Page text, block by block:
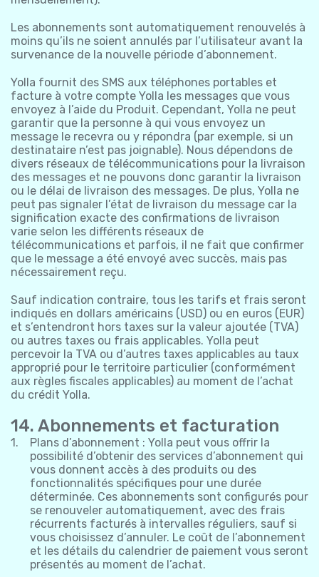
Les abonnements sont automatiquement renouvelés à
moins qu’ils ne soient annulés par l’utilisateur avant la
survenance de la nouvelle période d’abonnement.
Yolla fournit des SMS aux téléphones portables et
facture à votre compte Yolla les messages que vous
envoyez à l’aide du Produit. Cependant, Yolla ne peut
garantir que la personne à qui vous envoyez un
message le recevra ou y répondra (par exemple, si un
destinataire n’est pas joignable). Nous dépendons de
divers réseaux de télécommunications pour la livraison
des messages et ne pouvons donc garantir la livraison
ou le délai de livraison des messages. De plus, Yolla ne
peut pas signaler l’état de livraison du message car la
signification exacte des confirmations de livraison
varie selon les différents réseaux de
télécommunications et parfois, il ne fait que confirmer
que le message a été envoyé avec succès, mais pas
nécessairement reçu.
Sauf indication contraire, tous les tarifs et frais seront
indiqués en dollars américains (USD) ou en euros (EUR)
et s’entendront hors taxes sur la valeur ajoutée (TVA)
ou autres taxes ou frais applicables. Yolla peut
percevoir la TVA ou d’autres taxes applicables au taux
approprié pour le territoire particulier (conformément
aux règles fiscales applicables) au moment de l’achat
du crédit Yolla.
14. Abonnements et facturation
Plans d’abonnement : Yolla peut vous offrir la
possibilité d’obtenir des services d’abonnement qui
vous donnent accès à des produits ou des
fonctionnalités spécifiques pour une durée
déterminée. Ces abonnements sont configurés pour
se renouveler automatiquement, avec des frais
récurrents facturés à intervalles réguliers, sauf si
vous choisissez d’annuler. Le coût de l’abonnement
et les détails du calendrier de paiement vous seront
présentés au moment de l’achat.